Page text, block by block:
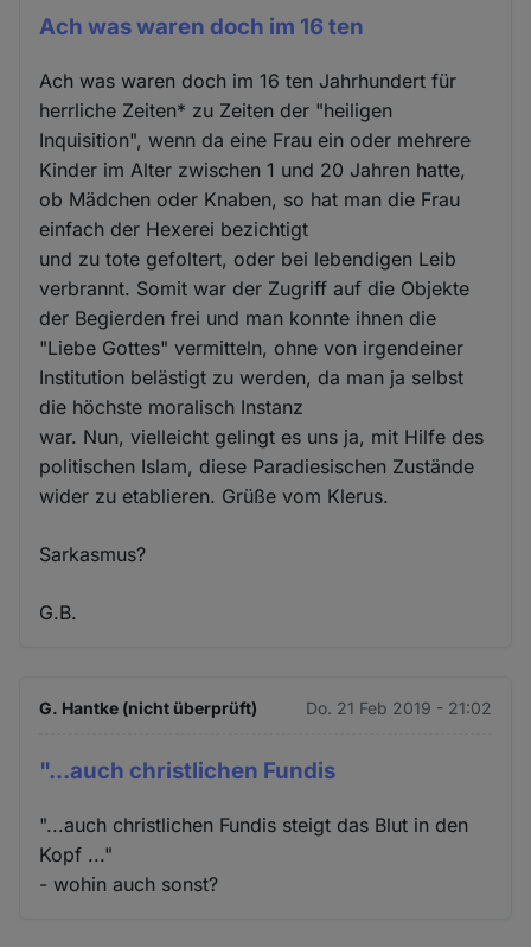
Ach was waren doch im 16 ten
Ach was waren doch im 16 ten Jahrhundert für
herrliche Zeiten* zu Zeiten der "heiligen
Inquisition", wenn da eine Frau ein oder mehrere
Kinder im Alter zwischen 1 und 20 Jahren hatte,
ob Mädchen oder Knaben, so hat man die Frau
einfach der Hexerei bezichtigt
und zu tote gefoltert, oder bei lebendigen Leib
verbrannt. Somit war der Zugriff auf die Objekte
der Begierden frei und man konnte ihnen die
"Liebe Gottes" vermitteln, ohne von irgendeiner
Institution belästigt zu werden, da man ja selbst
die höchste moralisch Instanz
war. Nun, vielleicht gelingt es uns ja, mit Hilfe des
politischen Islam, diese Paradiesischen Zustände
wider zu etablieren. Grüße vom Klerus.
Sarkasmus?
G.B.
G. Hantke (nicht überprüft) Do. 21 Feb 2019 - 21:02
"...auch christlichen Fundis
"...auch christlichen Fundis steigt das Blut in den
Kopf ..."
- wohin auch sonst?